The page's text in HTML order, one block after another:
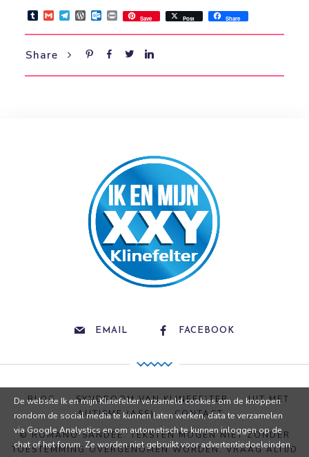
Tumblr
GmailTelegram
WordPress
Outlook.com
PrintSave Post Share
Share
EMAIL FACEBOOK
BLOG SYNDROOM VAN KLINEFELTER
UIT MET
AUTISME (ASS)
CONTACT
© ROMANO SANDEE. TEKSTEN MOGEN NIET ZONDER
TOESTEMMING OVERGENOMEN WORDEN. VRAAG ALTIJD
De website Ik en mijn Klinefelter verzameld cookies om de knoppen
rondom de social media te kunnen laten werken, data te verzamelen
via Google Analystics en om automatisch te kunnen inloggen op de
chat of het forum. Ze worden niet gebruikt voor advertentiedoeleinden.